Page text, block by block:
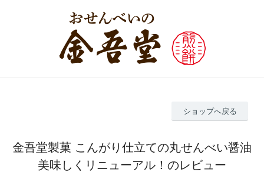
ショップへ戻る
金吾堂製菓 こんがり仕立ての丸せんべい醤油
美味しくリニューアル！のレビュー